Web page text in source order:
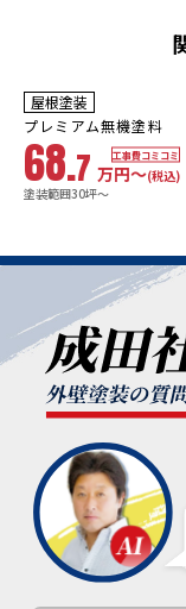
耐用年数
18~23年
屋根塗装
プレミアム無機塗料
68.7 万円〜(税込)
工事費コミコミ
塗装範囲30坪～